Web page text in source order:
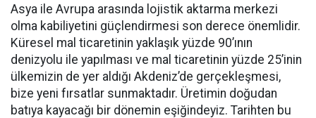
Asya ile Avrupa arasında lojistik aktarma merkezi
olma kabiliyetini güçlendirmesi son derece önemlidir.
Küresel mal ticaretinin yaklaşık yüzde 90’ının
denizyolu ile yapılması ve mal ticaretinin yüzde 25’inin
ülkemizin de yer aldığı Akdeniz’de gerçekleşmesi,
bize yeni fırsatlar sunmaktadır. Üretimin doğudan
batıya kayacağı bir dönemin eşiğindeyiz. Tarihten bu